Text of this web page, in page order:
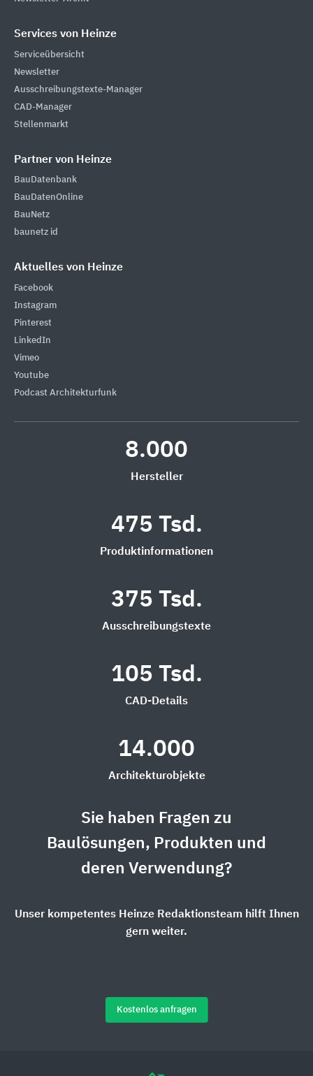
Services von Heinze
Serviceübersicht
Newsletter
Ausschreibungstexte-Manager
CAD-Manager
Stellenmarkt
Partner von Heinze
BauDatenbank
BauDatenOnline
BauNetz
baunetz id
Aktuelles von Heinze
Facebook
Instagram
Pinterest
LinkedIn
Vimeo
Youtube
Podcast Architekturfunk
8.000
Hersteller
475 Tsd.
Produktinformationen
375 Tsd.
Ausschreibungstexte
105 Tsd.
CAD-Details
14.000
Architekturobjekte
Sie haben Fragen zu
Baulösungen, Produkten und
deren Verwendung?
Unser kompetentes Heinze Redaktionsteam hilft Ihnen
gern weiter.
Kostenlos anfragen